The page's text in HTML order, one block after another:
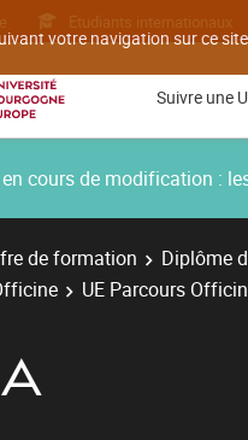
votre navigation sur ce
Etudiants internationaux
Suivre une
cours de modification :
de formation Diplôme
UE Parcours